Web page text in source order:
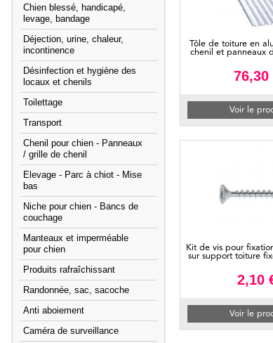
Chien blessé, handicapé,
levage, bandage
Déjection, urine, chaleur,
incontinence
Désinfection et hygiène des
locaux et chenils
Toilettage
Transport
Chenil pour chien - Panneaux
/ grille de chenil
Elevage - Parc à chiot - Mise
bas
Niche pour chien - Bancs de
couchage
Manteaux et imperméable
pour chien
Produits rafraîchissant
Randonnée, sac, sacoche
Anti aboiement
Caméra de surveillance
Tôle de toiture en
chenil et panneaux
76,30
Voir le
Kit de vis pour
sur support toiture
2,10
Voir le